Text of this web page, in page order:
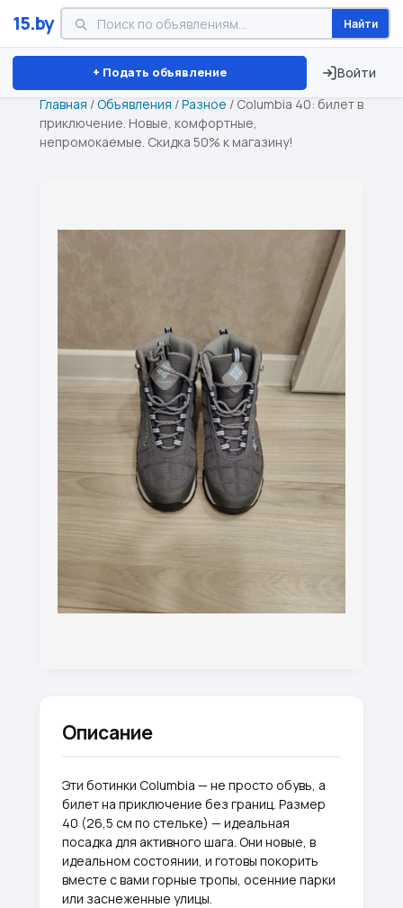
15.by Найти
+ Подать объявление Войти
Минск Витебск Брест ⏱ ТОЛЬКО 15 ДНЕЙ
Главная /Объявления /Разное / Columbia 40: билет в
приключение. Новые, комфортные,
непромокаемые. Скидка 50% к магазину!
Описание
Эти ботинки Columbia — не просто обувь, а
билет на приключение без границ. Размер
40 (26,5 см по стельке) — идеальная
посадка для активного шага. Они новые, в
идеальном состоянии, и готовы покорить
вместе с вами горные тропы, осенние парки
или заснеженные улицы.